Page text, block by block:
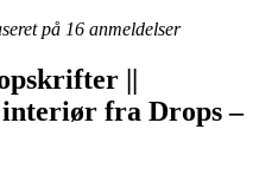
på 16 anmeldelser
||
fra Drops –